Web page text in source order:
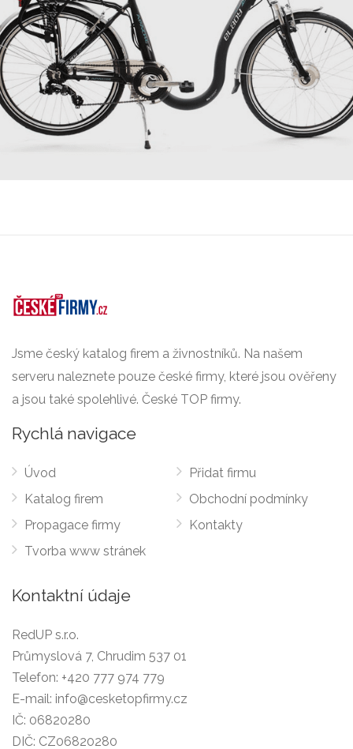
Jsme český katalog firem a živnostníků. Na našem
serveru naleznete pouze české firmy, které jsou ověřeny
a jsou také spolehlivé. České TOP firmy.
Rychlá navigace
Úvod
Katalog firem
Propagace firmy
Tvorba www stránek
Přidat firmu
Obchodní podmínky
Kontakty
Kontaktní údaje
RedUP s.r.o.
Průmyslová 7, Chrudim 537 01
Telefon: +420 777 974 779
E-mail: info@cesketopfirmy.cz
IČ: 06820280
DIČ: CZ06820280